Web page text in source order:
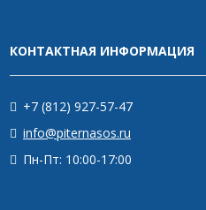
КОНТАКТНАЯ ИНФОРМАЦИЯ
+7 (812) 927-57-47
info@piternasos.ru
Пн-Пт: 10:00-17:00